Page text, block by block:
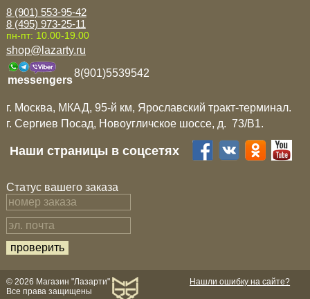
8 (901) 553-95-42
8 (495) 973-25-11
пн-пт: 10.00-19.00
shop@lazarty.ru
messengers
8(901)5539542
г. Москва, МКАД, 95-й км, Ярославский тракт-терминал.
г. Сергиев Посад, Новоугличское шоссе, д. 73/B1.
Наши страницы в соцсетях
Статус вашего заказа
Нашли ошибку на сайте?
© 2026 Магазин "Лазарти"
Все права защищены